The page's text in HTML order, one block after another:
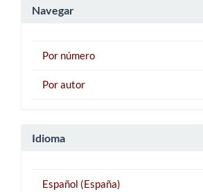
Navegar
Por número
Por autor
Idioma
Español (España)